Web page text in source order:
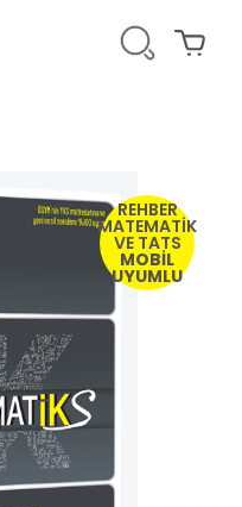
REHBER
MATEMATİK
VE TATS
MOBİL
UYUMLU